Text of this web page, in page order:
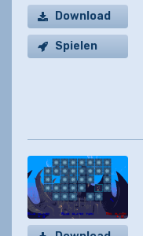
Download
Spielen